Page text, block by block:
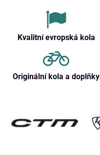
Kvalitní evropská kola
Originální kola a doplňky